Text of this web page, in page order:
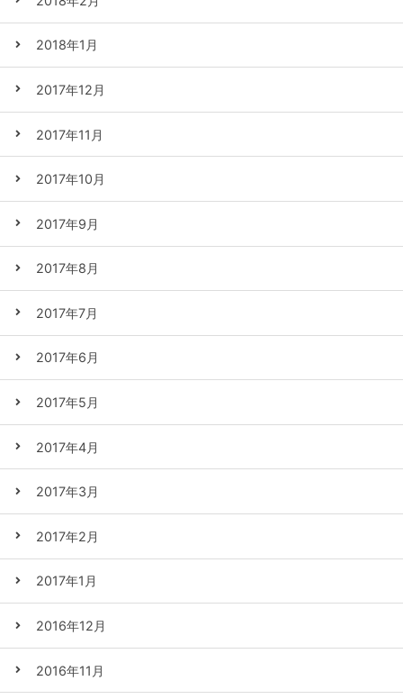
2018年1月
2017年12月
2017年11月
2017年10月
2017年9月
2017年8月
2017年7月
2017年6月
2017年5月
2017年4月
2017年3月
2017年2月
2017年1月
2016年12月
2016年11月